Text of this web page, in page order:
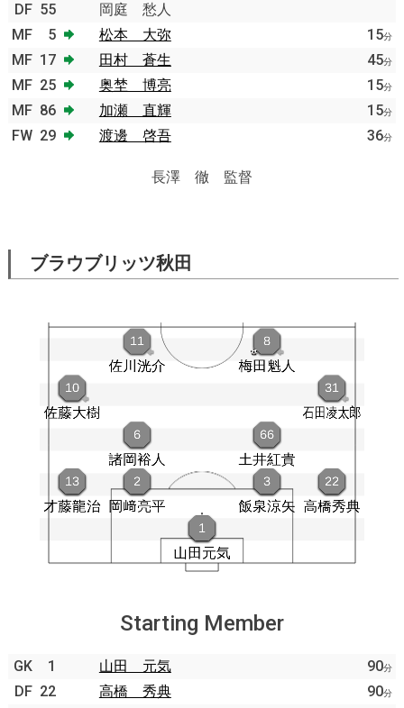
DF 55
岡庭 愁人
MF
5 松本 大弥 15分
MF 17 田村 蒼生 45分
MF 25 奥埜 博亮 15分
MF 86 加瀬 直輝 15分
FW 29 渡邊 啓吾 36分
長澤 徹 監督
ブラウブリッツ秋田
Starting Member
GK 1 山田 元気 90分
DF 22 高橋 秀典 90分